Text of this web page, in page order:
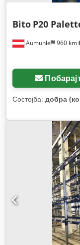
Aumühle 960 km
Bito P20
Состојба: добра